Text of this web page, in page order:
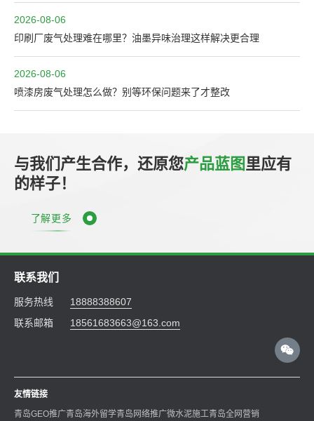
2026-08-06
印刷厂废气处理难在哪里？油墨异味治理这样解决更合理
2026-08-06
喷漆房废气处理怎么做？别等环保问题来了才整改
与我们产生合作，还原您产品蓝图里应有
的样子！
了解更多
联系我们
服务热线
18888388607
联系邮箱
18561683663@163.com
友情链接
青岛GEO推广青岛海外留学青岛网络推广微水泥施工青岛全网营销